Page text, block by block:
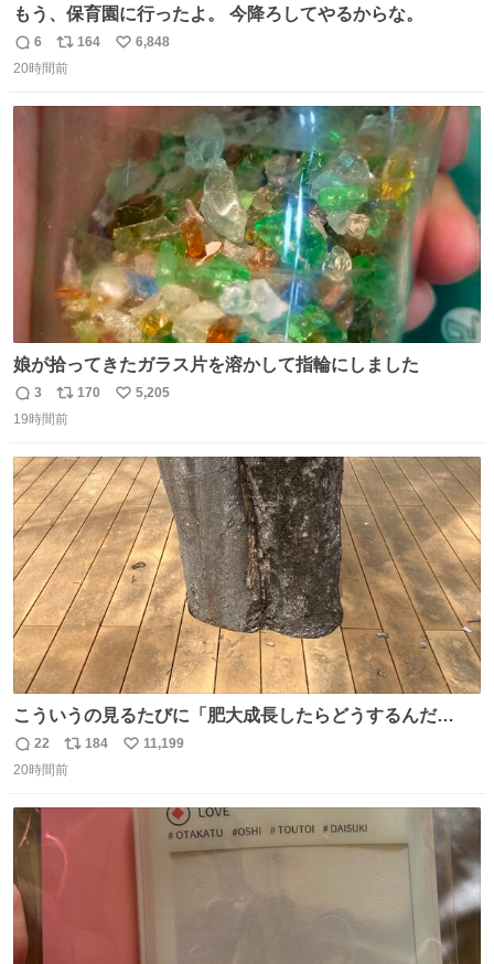
もう、保育園に行ったよ。 今降ろしてやるからな。
返
信
6
リ
ポ
164
い
6,848
20時間前
娘が拾ってきたガラス片を溶かして指輪にしました
返
信
3
リ
ポ
ト
数
170
い
数
5,205
19時間前
こういうの見るたびに「肥大成長したらどうするんだ
ろ…」って心配になっちゃう．
返
信
22
リ
ポ
184
い
数
11,199
20時間前